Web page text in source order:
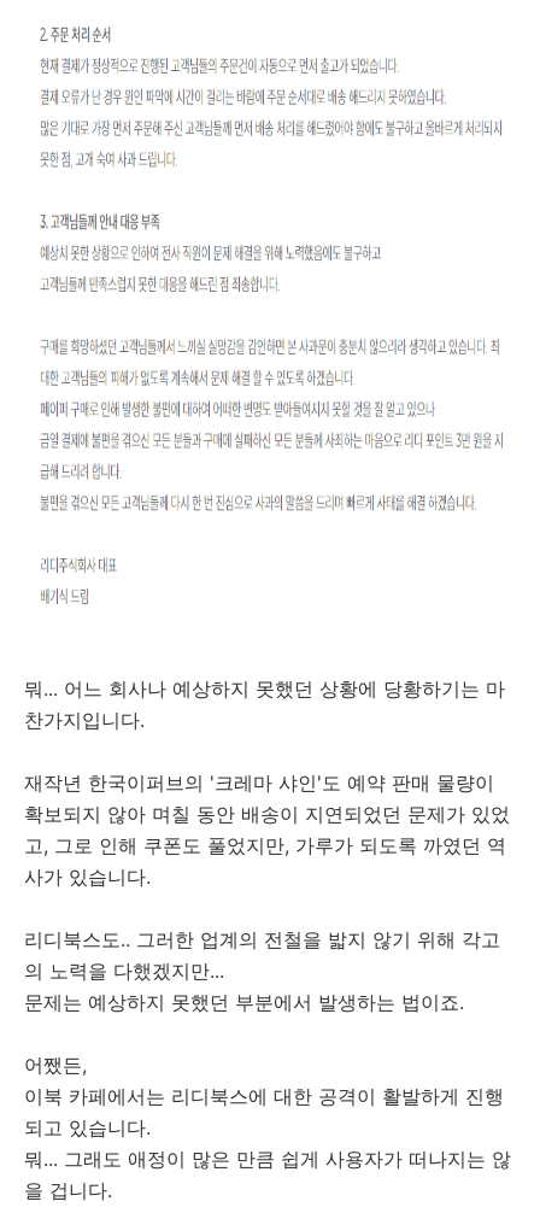
뭐... 어느 회사나 예상하지 못했던 상황에 당황하기는 마
찬가지입니다.
재작년 한국이퍼브의 '크레마 샤인'도 예약 판매 물량이
확보되지 않아 며칠 동안 배송이 지연되었던 문제가 있었
고, 그로 인해 쿠폰도 풀었지만, 가루가 되도록 까였던 역
사가 있습니다.
리디북스도.. 그러한 업계의 전철을 밟지 않기 위해 각고
의 노력을 다했겠지만...
문제는 예상하지 못했던 부분에서 발생하는 법이죠.
어쨌든,
이북 카페에서는 리디북스에 대한 공격이 활발하게 진행
되고 있습니다.
뭐... 그래도 애정이 많은 만큼 쉽게 사용자가 떠나지는 않
을 겁니다.